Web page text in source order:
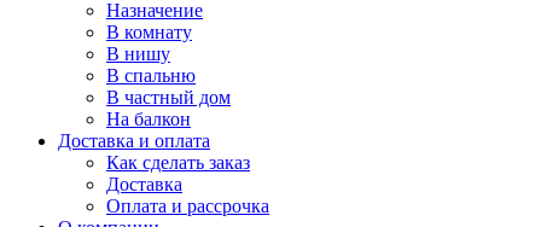
Назначение
В комнату
В нишу
В спальню
В частный дом
На балкон
Доставка и оплата
Как сделать заказ
Доставка
Оплата и рассрочка